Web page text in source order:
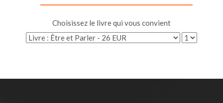
Choisissez le livre qui vous convient